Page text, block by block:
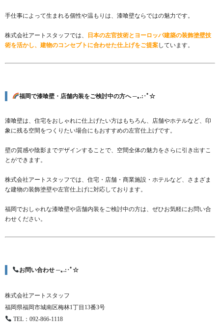
手仕事によって生まれる個性や温もりは、漆喰壁ならではの魅力です。
株式会社アートスタッフでは、
日本の左官技術とヨーロッパ建築の装飾塗壁技
術を活かし、建物のコンセプトに合わせた仕上げをご提案しています。
福岡で漆喰壁・店舗内装をご検討中の方へ ─｡.:･ﾟ☆
漆喰壁は、住宅をおしゃれに仕上げたい方はもちろん、店舗やホテルなど、印
象に残る空間をつくりたい場合にもおすすめの左官仕上げです。
壁の質感や陰影までデザインすることで、空間全体の魅力をさらに引き出すこ
とができます。
株式会社アートスタッフでは、住宅・店舗・商業施設・ホテルなど、さまざま
な建物の装飾塗壁や左官仕上げに対応しております。
福岡でおしゃれな漆喰壁や店舗内装をご検討中の方は、ぜひお気軽にお問い合
わせください。
お問い合わせ ─｡.:･ﾟ☆
株式会社アートスタッフ
福岡県福岡市城南区梅林1丁目13番3号
TEL：092-866-1118